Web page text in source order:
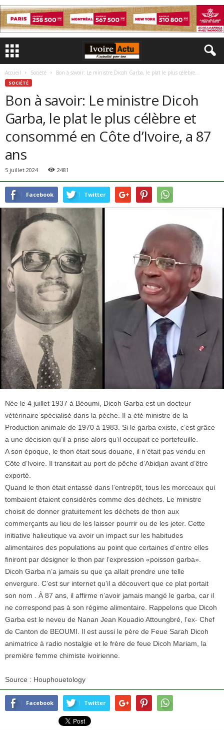
Accueil Société Bon à savoir: Le ministre Dicoh Garba, le plat le plus célèbre...
SOCIÉTÉ
Bon à savoir: Le ministre Dicoh
Garba, le plat le plus célèbre et
consommé en Côte d’Ivoire, a 87
ans
5 juillet 2024 2481
Facebook Twitter
Née le 4 juillet 1937 à Béoumi, Dicoh Garba est un docteur
vétérinaire spécialisé dans la pèche. Il a été ministre de la
Production animale de 1970 à 1983. Si le garba existe, c’est grâce
a une décision qu’il a prise alors qu’il occupait ce portefeuille.
A son époque, le thon était sous douane, il n’était pas vendu en
Côte d’Ivoire. Il transitait au port de pêche d’Abidjan avant d’être
exporté.
Quand le thon était entassé dans l’entrepôt, tous les morceaux qui
tombaient étaient considérés comme des déchets. Le ministre
choisit de donner gratuitement les déchets de thon aux
commerçants au lieu de les laisser pourrir ou de les jeter. Cette
initiative halieutique va avoir un impact sur les habitudes
alimentaires des populations au point que certaines d’entre elles
finiront par désigner le thon par l’expression «poisson garba».
Dicoh Garba n’a jamais su que ça allait prendre une telle
envergure. C’est sur internet qu’il a découvert que ce plat portait
son nom . À 87 ans, il affirme n’avoir jamais mangé le garba, car il
ne correspond pas à son régime alimentaire. Rappelons que Dicoh
Garba est le neveu de Nanan Jean Kouadio Attoungbré, l’ex- Chef
de Canton de BEOUMI. Il est aussi le père de Feue Sarah Dicoh
animatrice à radio nostalgie et le frère de feue Dicoh Mariam, la
première femme chimiste ivoirienne.
Source : Houphouetology
Facebook Twitter